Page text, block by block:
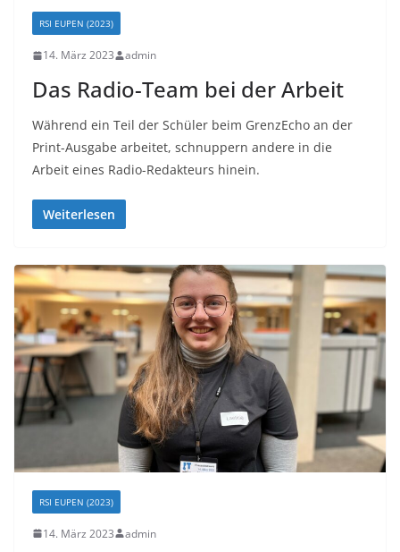
RSI EUPEN (2023)
14. März 2023 admin
Das Radio-Team bei der Arbeit
Während ein Teil der Schüler beim GrenzEcho an der
Print-Ausgabe arbeitet, schnuppern andere in die
Arbeit eines Radio-Redakteurs hinein.
Weiterlesen
RSI EUPEN (2023)
14. März 2023 admin